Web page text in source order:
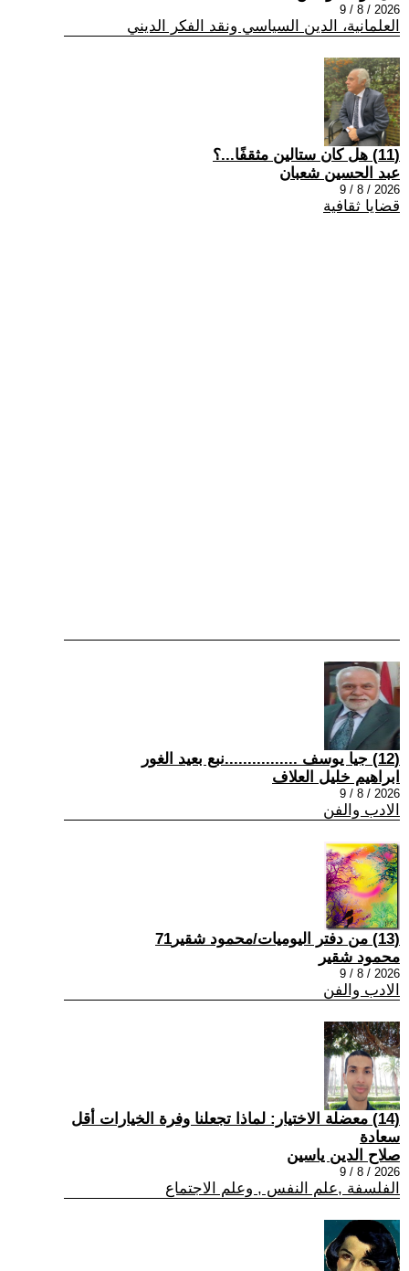
2026 / 8 / 9
العلمانية، الدين السياسي ونقد الفكر الديني
(11) هل كان ستالين مثقفًا...؟
عبد الحسين شعبان
2026 / 8 / 9
قضايا ثقافية
(12) جيا يوسف ................نبع بعيد الغور
ابراهيم خليل العلاف
2026 / 8 / 9
الادب والفن
(13) من دفتر اليوميات/محمود شقير71
محمود شقير
2026 / 8 / 9
الادب والفن
(14) معضلة الاختيار: لماذا تجعلنا وفرة الخيارات أقل
سعادة
صلاح الدين ياسين
2026 / 8 / 9
الفلسفة ,علم النفس , وعلم الاجتماع